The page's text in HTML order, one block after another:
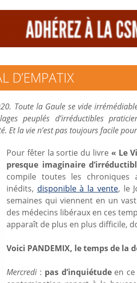
D’EMPATIX
Toute la Gaule se vide
peuplés d’irréductibles
Et la vie n’est pas toujours facile
Pour fêter la sortie du livre « Le
presque imaginaire
compile toutes les chroniques
inédits, disponible à la vente, le
semaines qui viennent en un
des médecins libéraux en ces
apparaît de plus en plus difficile,
Voici PANDEMIX, le temps de la
Mercredi: pas d’inquiétudeen ce